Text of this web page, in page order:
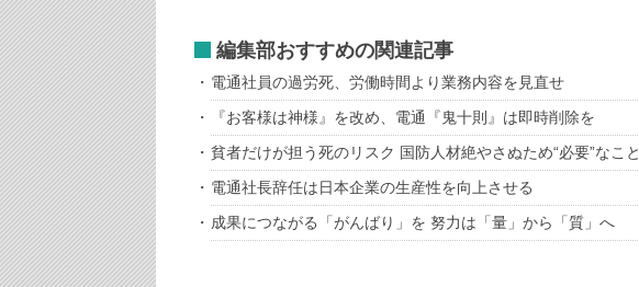
編集部おすすめの関連記事
電通社員の過労死、労働時間より業務内容を見直せ
『お客様は神様』を改め、電通『鬼十則』は即時削除を
貧者だけが担う死のリスク 国防人材絶やさぬため“必要”なこと
電通社長辞任は日本企業の生産性を向上させる
成果につながる「がんばり」を 努力は「量」から「質」へ